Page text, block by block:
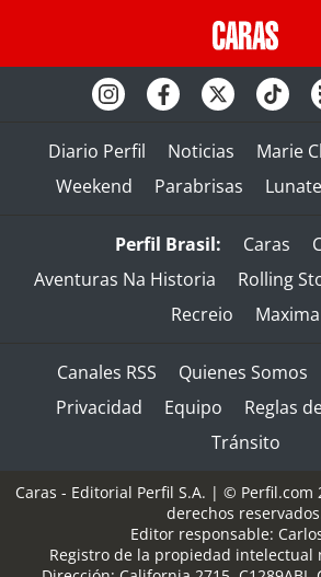
Diario Perfil Noticias Marie
Weekend
Parabrisas
Perfil Brasil: Caras
Aventuras Na Historia
Rolling
Recreio
Maxima
Canales RSS Quienes Somos
Privacidad
Equipo
Reglas
Tránsito
Caras - Editorial Perfil S.A. | © Perfil.com
derechos
Editor responsable:
Registro de la propiedad intelectual